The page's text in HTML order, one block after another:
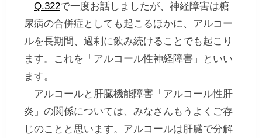
特集・連載 一覧へ
1型ライフ
Q.322で一度お話しましたが、神経障害は糖
尿病の合併症としても起こるほかに、アルコー
ルを長期間、過剰に飲み続けることでも起こり
ます。これを「アルコール性神経障害」といい
ます。
アルコールと肝臓機能障害「アルコール性肝
炎」の関係については、みなさんもうよくご存
じのことと思います。アルコールは肝臓で分解